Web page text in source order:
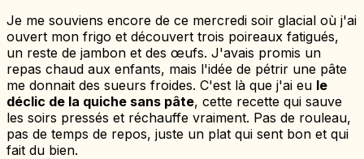
Je me souviens encore de ce mercredi soir glacial où j'ai
ouvert mon frigo et découvert trois poireaux fatigués,
un reste de jambon et des œufs. J'avais promis un
repas chaud aux enfants, mais l'idée de pétrir une pâte
me donnait des sueurs froides. C'est là que j'ai eu le
déclic de la quiche sans pâte, cette recette qui sauve
les soirs pressés et réchauffe vraiment. Pas de rouleau,
pas de temps de repos, juste un plat qui sent bon et qui
fait du bien.